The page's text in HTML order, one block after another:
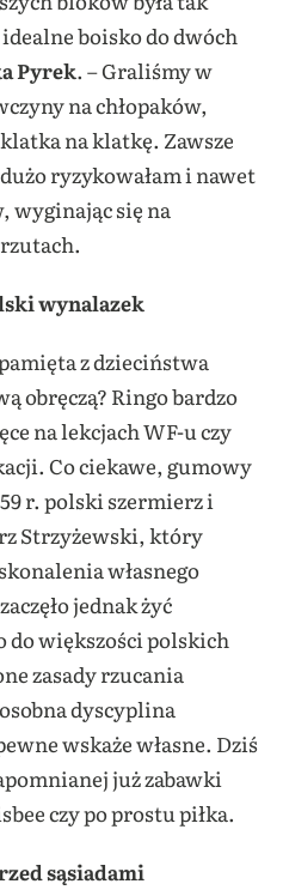
boisko do dwóch
Pyrek. – Graliśmy w
na chłopaków,
na klatkę. Zawsze
ryzykowałam i nawet
wyginając się na
wynalazek
z dzieciństwa
obręczą? Ringo bardzo
na lekcjach WF-u czy
Co ciekawe, gumowy
r. polski szermierz i
Strzyżewski, który
własnego
jednak żyć
do większości polskich
zasady rzucania
dyscyplina
wskaże własne. Dziś
już zabawki
czy po prostu piłka.
sąsiadami